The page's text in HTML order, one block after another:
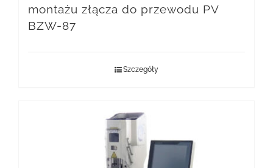
montażu złącza do przewodu PV
BZW-87
Szczegóły